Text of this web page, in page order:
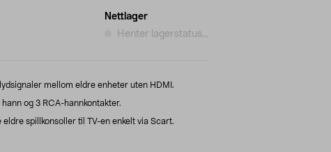
Nettlager
Henter lagerstatus...
mellom eldre enheter uten HDMI.
og 3 RCA-hannkontakter.
eldre spillkonsoller til TV-en enkelt via Scart.